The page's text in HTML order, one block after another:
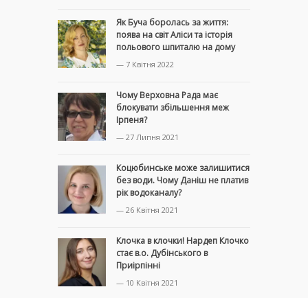
Як Буча боролась за життя:
поява на світ Аліси та історія
польового шпиталю на дому
— 7 Квітня 2022
Чому Верховна Рада має
блокувати збільшення меж
Ірпеня?
— 27 Липня 2021
Коцюбинське може залишитися
без води. Чому Даніш не платив
рік водоканалу?
— 26 Квітня 2021
Клочка в клочки! Нардеп Клочко
стає в.о. Дубінського в
Приірпінні
— 10 Квітня 2021